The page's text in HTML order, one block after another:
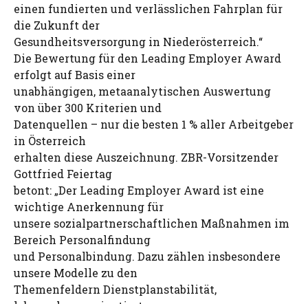
einen fundierten und verlässlichen Fahrplan für
die Zukunft der
Gesundheitsversorgung in Niederösterreich.“
Die Bewertung für den Leading Employer Award
erfolgt auf Basis einer
unabhängigen, metaanalytischen Auswertung
von über 300 Kriterien und
Datenquellen – nur die besten 1 % aller Arbeitgeber
in Österreich
erhalten diese Auszeichnung. ZBR-Vorsitzender
Gottfried Feiertag
betont: „Der Leading Employer Award ist eine
wichtige Anerkennung für
unsere sozialpartnerschaftlichen Maßnahmen im
Bereich Personalfindung
und Personalbindung. Dazu zählen insbesondere
unsere Modelle zu den
Themenfeldern Dienstplanstabilität,